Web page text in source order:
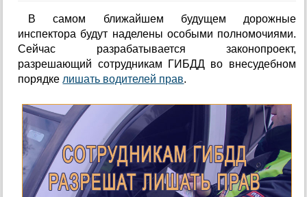
В самом ближайшем будущем дорожные
инспектора будут наделены особыми полномочиями.
Сейчас разрабатывается законопроект,
разрешающий сотрудникам ГИБДД во внесудебном
порядке лишать водителей прав.